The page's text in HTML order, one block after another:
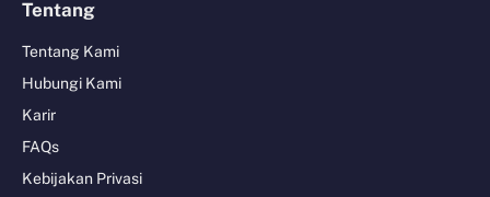
Tentang
Tentang Kami
Hubungi Kami
Karir
FAQs
Kebijakan Privasi